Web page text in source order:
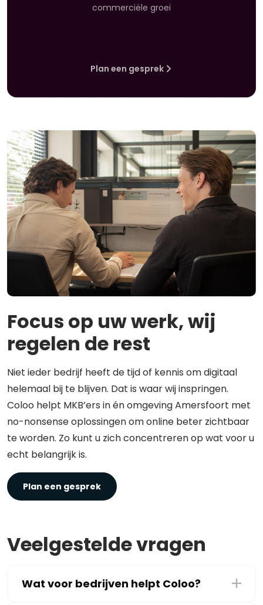
commerciële groei
Plan een gesprek
Focus op uw werk, wij
regelen de rest
Niet ieder bedrijf heeft de tijd of kennis om digitaal
helemaal bij te blijven. Dat is waar wij inspringen.
Coloo helpt MKB’ers in én omgeving Amersfoort met
no-nonsense oplossingen om online beter zichtbaar
te worden. Zo kunt u zich concentreren op wat voor u
echt belangrijk is.
Plan een gesprek
Veelgestelde vragen
Wat voor bedrijven helpt Coloo?